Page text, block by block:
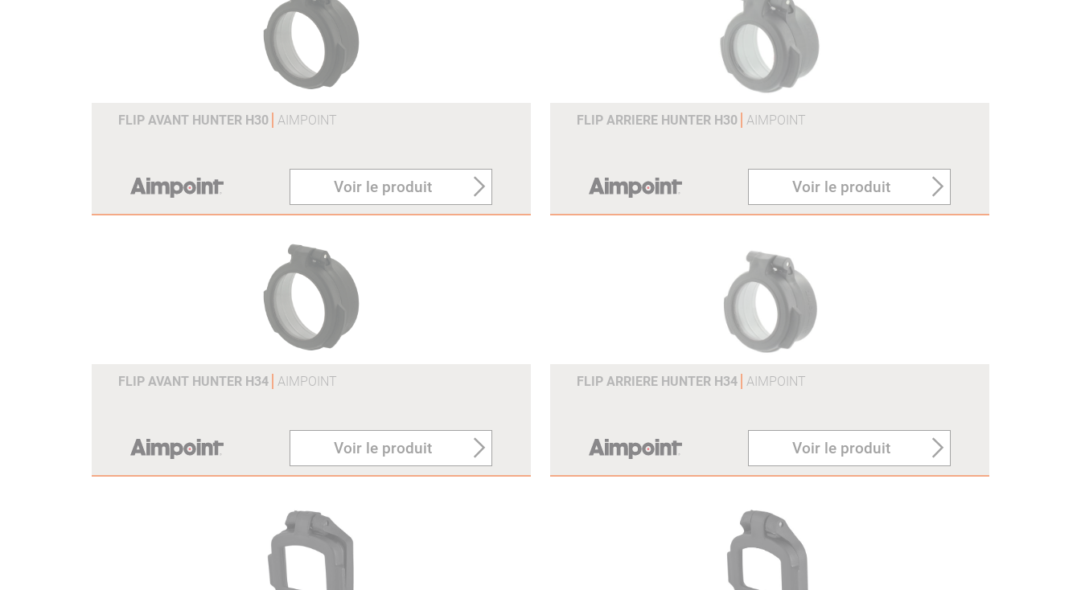
FLIP AVANT HUNTER H30 AIMPOINT
Voir le produit
FLIP ARRIERE HUNTER H30 AIMPOINT
Voir le produit
FLIP AVANT HUNTER H34 AIMPOINT
Voir le produit
FLIP ARRIERE HUNTER H34 AIMPOINT
Voir le produit